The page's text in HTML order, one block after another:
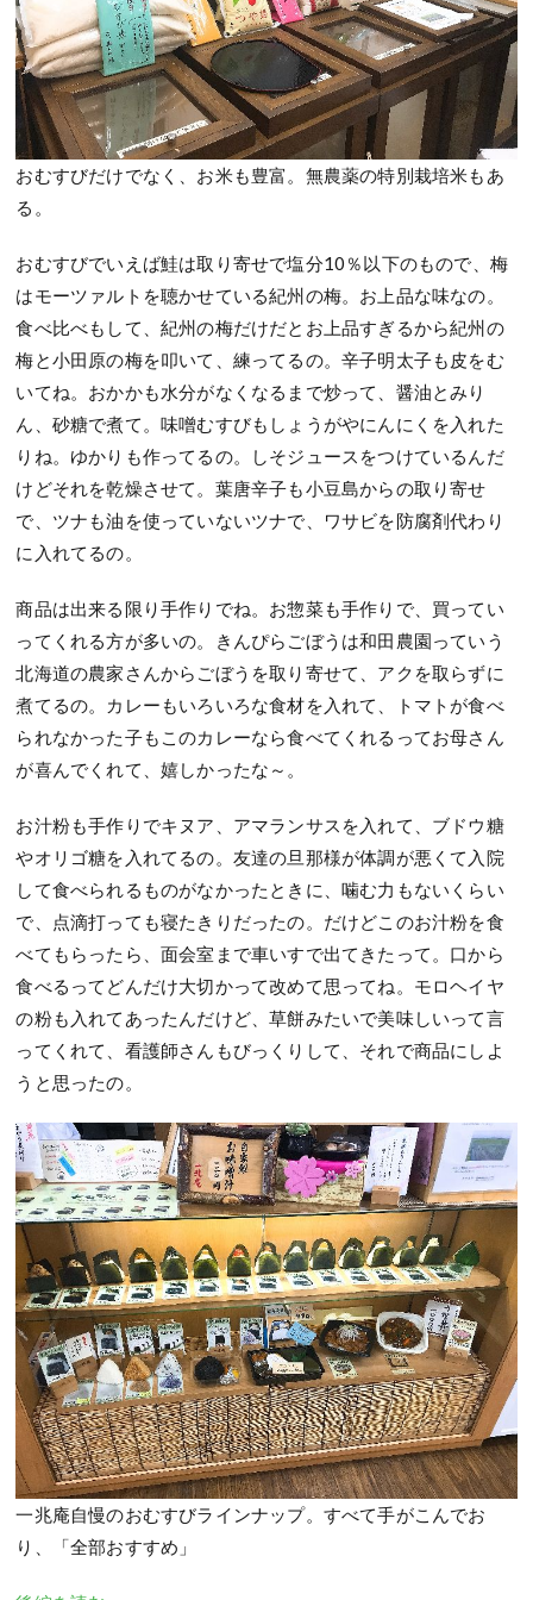
おむすびだけでなく、お米も豊富。無農薬の特別栽培米もあ
る。
おむすびでいえば鮭は取り寄せで塩分10％以下のもので、梅
はモーツァルトを聴かせている紀州の梅。お上品な味なの。
食べ比べもして、紀州の梅だけだとお上品すぎるから紀州の
梅と小田原の梅を叩いて、練ってるの。辛子明太子も皮をむ
いてね。おかかも水分がなくなるまで炒って、醤油とみり
ん、砂糖で煮て。味噌むすびもしょうがやにんにくを入れた
りね。ゆかりも作ってるの。しそジュースをつけているんだ
けどそれを乾燥させて。葉唐辛子も小豆島からの取り寄せ
で、ツナも油を使っていないツナで、ワサビを防腐剤代わり
に入れてるの。
商品は出来る限り手作りでね。お惣菜も手作りで、買ってい
ってくれる方が多いの。きんぴらごぼうは和田農園っていう
北海道の農家さんからごぼうを取り寄せて、アクを取らずに
煮てるの。カレーもいろいろな食材を入れて、トマトが食べ
られなかった子もこのカレーなら食べてくれるってお母さん
が喜んでくれて、嬉しかったな～。
お汁粉も手作りでキヌア、アマランサスを入れて、ブドウ糖
やオリゴ糖を入れてるの。友達の旦那様が体調が悪くて入院
して食べられるものがなかったときに、噛む力もないくらい
で、点滴打っても寝たきりだったの。だけどこのお汁粉を食
べてもらったら、面会室まで車いすで出てきたって。口から
食べるってどんだけ大切かって改めて思ってね。モロヘイヤ
の粉も入れてあったんだけど、草餅みたいで美味しいって言
ってくれて、看護師さんもびっくりして、それで商品にしよ
うと思ったの。
一兆庵自慢のおむすびラインナップ。すべて手がこんでお
り、「全部おすすめ」